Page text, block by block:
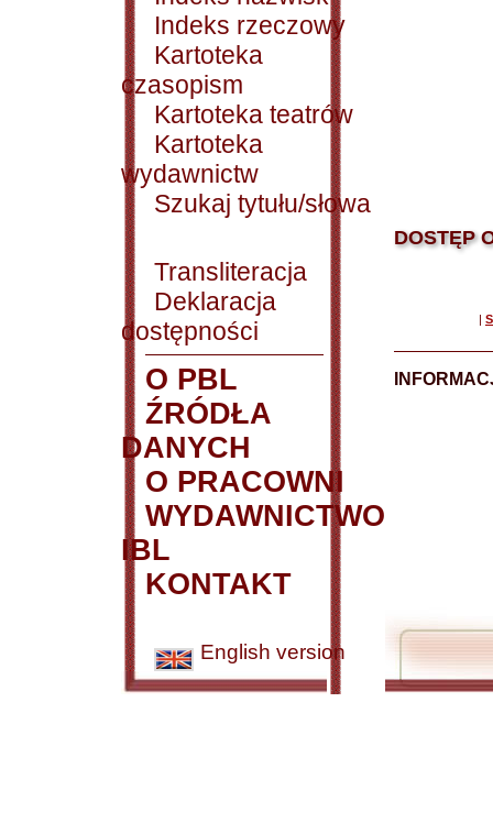
Indeks rzeczowy
Kartoteka
czasopism
Kartoteka teatrów
Kartoteka
wydawnictw
Szukaj tytułu/słowa
Transliteracja
Deklaracja
dostępności
O PBL
ŹRÓDŁA
DANYCH
O PRACOWNI
WYDAWNICTWO
IBL
KONTAKT
English version
DOSTĘP
|